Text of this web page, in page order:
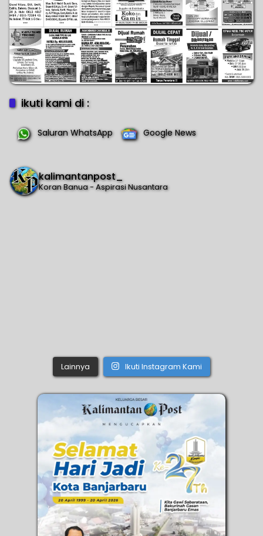
ikuti kami di :
Saluran WhatsApp Google News
kalimantanpost_
Koran Banua - Aspirasi Nusantara
Lainnya Ikuti Instagram Kami